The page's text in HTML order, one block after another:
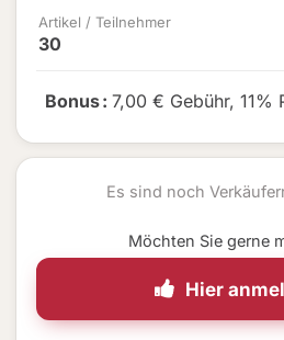
Artikel / Teilnehmer
30
Bonus: 7,00 € Gebühr, 11%
Es sind noch
Möchten Sie gerne
Hier